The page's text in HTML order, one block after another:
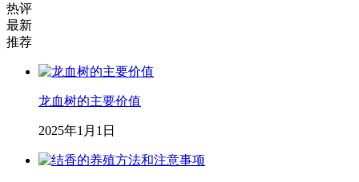
热评
最新
推荐
龙血树的主要价值
2025年1月1日